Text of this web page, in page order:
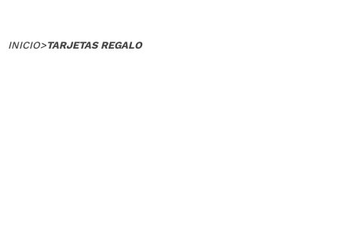
INICIO>TARJETAS REGALO